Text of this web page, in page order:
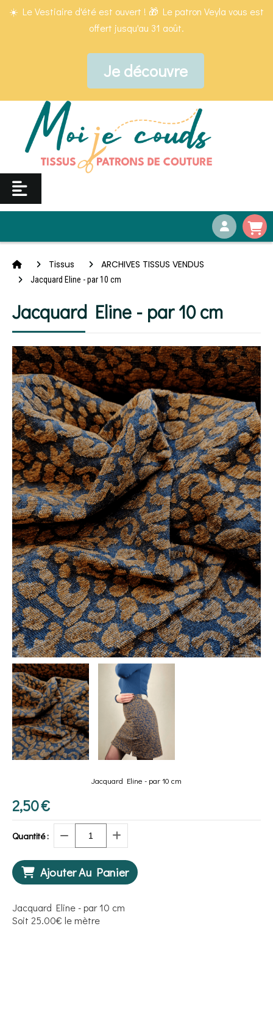
☀️ Le Vestiaire d'été est ouvert ! 🎁 Le patron Veyla vous est
offert jusqu'au 31 août.
Je découvre
Tissus ARCHIVES TISSUS VENDUS
Jacquard Eline - par 10 cm
Jacquard Eline - par 10 cm
Jacquard Eline - par 10 cm
2,50€
Quantité :
Ajouter Au Panier
Jacquard Eline - par 10 cm
Soit 25.00€ le mètre